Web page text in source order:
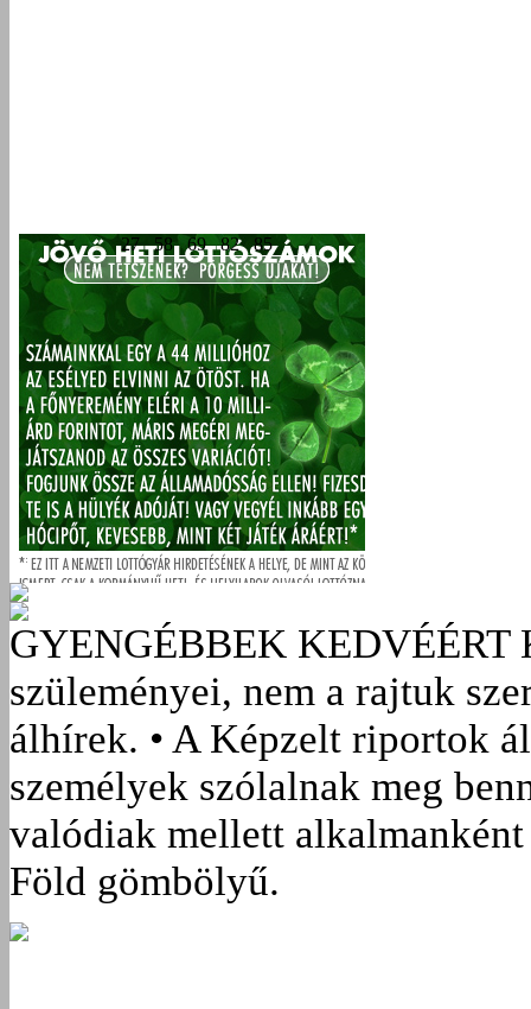
GYENGÉBBEK KEDVÉÉRT
szüleményei, nem a rajtuk
álhírek. • A Képzelt riportok
személyek szólalnak meg
valódiak mellett
Föld gömbölyű.